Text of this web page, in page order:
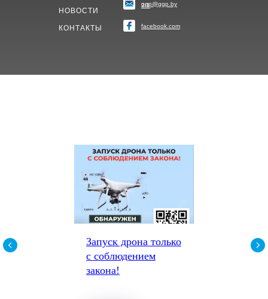
НОВОСТИ
КОНТАКТЫ
ggp@ggp.by
2/1
facebook.com
Запуск дрона только
с соблюдением
закона!